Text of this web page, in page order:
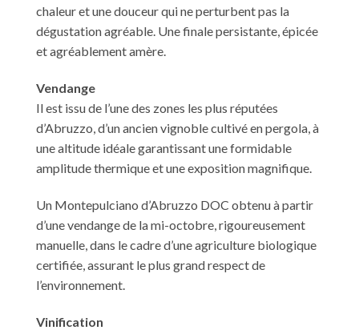
chaleur et une douceur qui ne perturbent pas la
dégustation agréable. Une finale persistante, épicée
et agréablement amère.
Vendange
Il est issu de l’une des zones les plus réputées
d’Abruzzo, d’un ancien vignoble cultivé en pergola, à
une altitude idéale garantissant une formidable
amplitude thermique et une exposition magnifique.
Un Montepulciano d’Abruzzo DOC obtenu à partir
d’une vendange de la mi-octobre, rigoureusement
manuelle, dans le cadre d’une agriculture biologique
certifiée, assurant le plus grand respect de
l’environnement.
Vinification